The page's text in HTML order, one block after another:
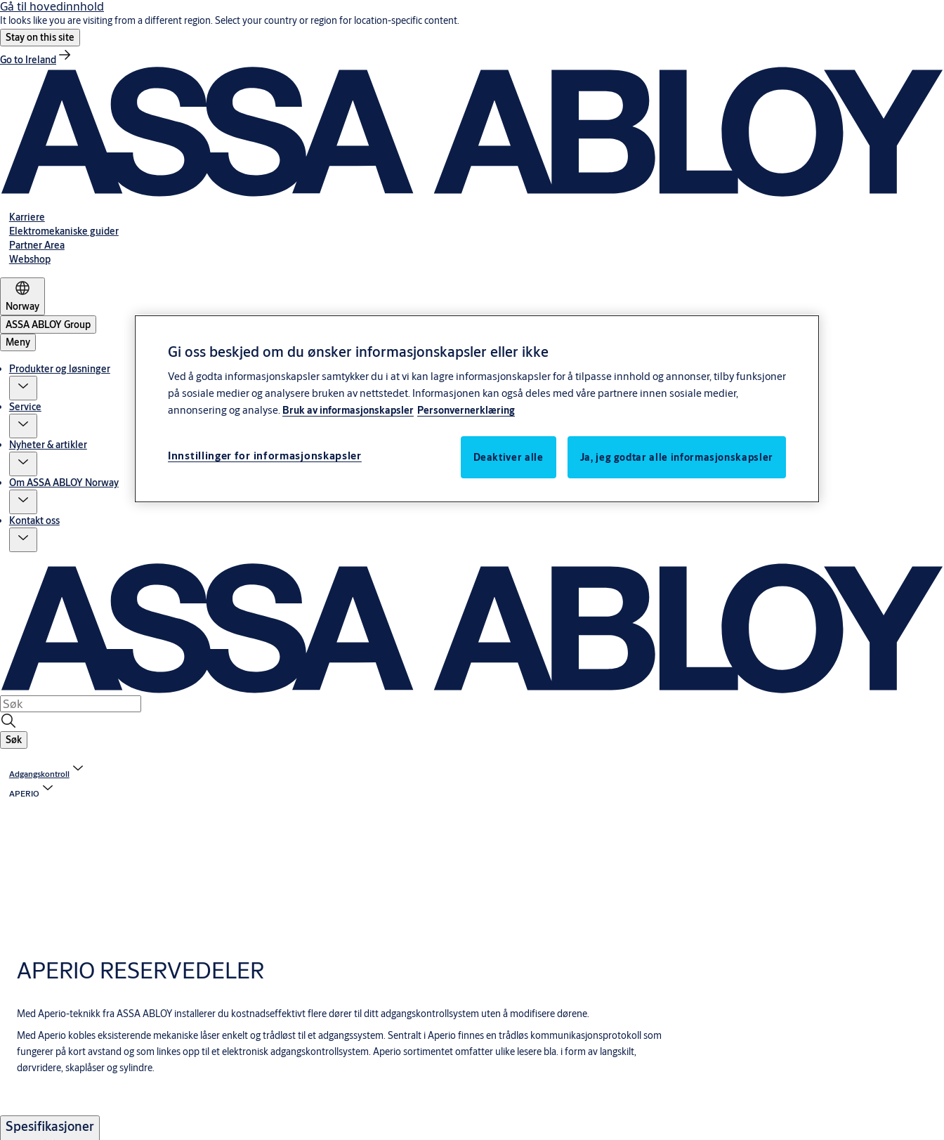
Gå til hovedinnhold
It looks like you are visiting from a different region. Select your country or region for location-specific content.
Stay on this site
Go to Ireland
Karriere
Elektromekaniske guider
Partner Area
Webshop
Norway
ASSA ABLOY Group
Meny
Produkter og løsninger
Service
Nyheter & artikler
Om ASSA ABLOY Norway
Kontakt oss
Søk
Adgangskontroll
APERIO
APERIO RESERVEDELER
Med Aperio-teknikk fra ASSA ABLOY installerer du kostnadseffektivt flere dører til ditt adgangskontrollsystem uten å modifisere dørene.
Med Aperio kobles eksisterende mekaniske låser enkelt og trådløst til et adgangssystem. Sentralt i Aperio finnes en trådløs kommunikasjonsprotokoll som
fungerer på kort avstand og som linkes opp til et elektronisk adgangskontrollsystem. Aperio sortimentet omfatter ulike lesere bla. i form av langskilt,
dørvridere, skaplåser og sylindre.
Spesifikasjoner
Gi oss beskjed om du ønsker informasjonskapsler eller ikke
Ved å godta informasjonskapsler samtykker du i at vi kan lagre informasjonskapsler for å tilpasse innhold og annonser, tilby funksjoner
på sosiale medier og analysere bruken av nettstedet. Informasjonen kan også deles med våre partnere innen sosiale medier,
annonsering og analyse. Bruk av informasjonskapsler Personvernerklæring
Innstillinger for informasjonskapsler Deaktiver alle Ja, jeg godtar alle informasjonskapsler